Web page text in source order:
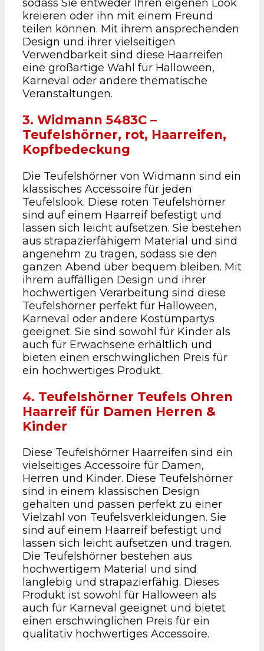
sodass Sie entweder Ihren eigenen Look
kreieren oder ihn mit einem Freund
teilen können. Mit ihrem ansprechenden
Design und ihrer vielseitigen
Verwendbarkeit sind diese Haarreifen
eine großartige Wahl für Halloween,
Karneval oder andere thematische
Veranstaltungen.
3. Widmann 5483C –
Teufelshörner, rot, Haarreifen,
Kopfbedeckung
Die Teufelshörner von Widmann sind ein
klassisches Accessoire für jeden
Teufelslook. Diese roten Teufelshörner
sind auf einem Haarreif befestigt und
lassen sich leicht aufsetzen. Sie bestehen
aus strapazierfähigem Material und sind
angenehm zu tragen, sodass sie den
ganzen Abend über bequem bleiben. Mit
ihrem auffälligen Design und ihrer
hochwertigen Verarbeitung sind diese
Teufelshörner perfekt für Halloween,
Karneval oder andere Kostümpartys
geeignet. Sie sind sowohl für Kinder als
auch für Erwachsene erhältlich und
bieten einen erschwinglichen Preis für
ein hochwertiges Produkt.
4. Teufelshörner Teufels Ohren
Haarreif für Damen Herren &
Kinder
Diese Teufelshörner Haarreifen sind ein
vielseitiges Accessoire für Damen,
Herren und Kinder. Diese Teufelshörner
sind in einem klassischen Design
gehalten und passen perfekt zu einer
Vielzahl von Teufelsverkleidungen. Sie
sind auf einem Haarreif befestigt und
lassen sich leicht aufsetzen und tragen.
Die Teufelshörner bestehen aus
hochwertigem Material und sind
langlebig und strapazierfähig. Dieses
Produkt ist sowohl für Halloween als
auch für Karneval geeignet und bietet
einen erschwinglichen Preis für ein
qualitativ hochwertiges Accessoire.